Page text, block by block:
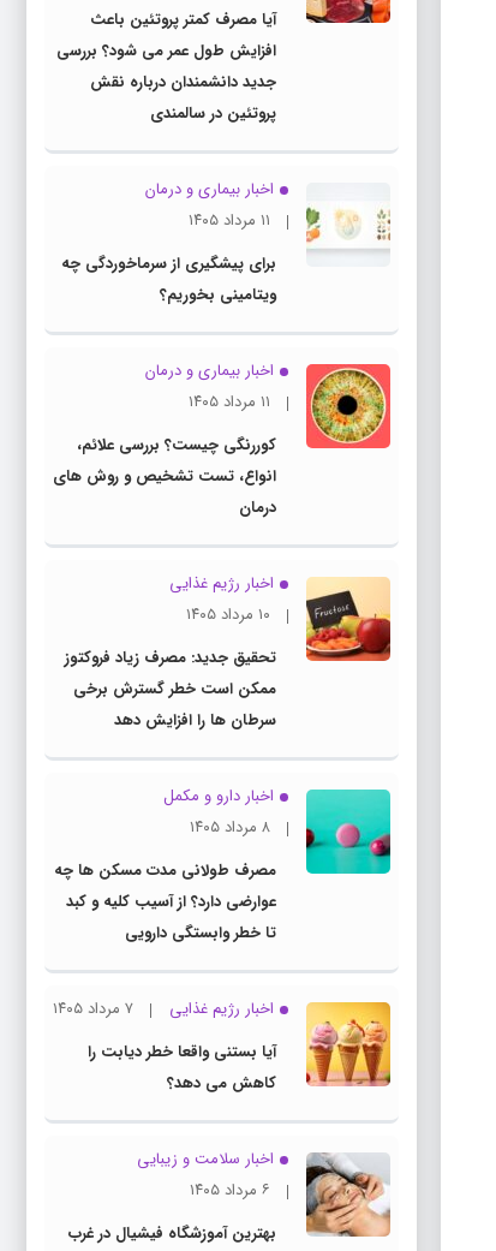
آیا مصرف کمتر پروتئین باعث
افزایش طول عمر می شود؟ بررسی
جدید دانشمندان درباره نقش
پروتئین در سالمندی
اخبار بیماری و درمان
۱۱ مرداد ۱۴۰۵
برای پیشگیری از سرماخوردگی چه
ویتامینی بخوریم؟
اخبار بیماری و درمان
۱۱ مرداد ۱۴۰۵
کوررنگی چیست؟ بررسی علائم،
انواع، تست تشخیص و روش های
درمان
اخبار رژیم غذایی
۱۰ مرداد ۱۴۰۵
تحقیق جدید: مصرف زیاد فروکتوز
ممکن است خطر گسترش برخی
سرطان ها را افزایش دهد
اخبار دارو و مکمل
۸ مرداد ۱۴۰۵
مصرف طولانی مدت مسکن ها چه
عوارضی دارد؟ از آسیب کلیه و کبد
تا خطر وابستگی دارویی
اخبار رژیم غذایی
۷ مرداد ۱۴۰۵
آیا بستنی واقعا خطر دیابت را
کاهش می دهد؟
اخبار سلامت و زیبایی
۶ مرداد ۱۴۰۵
بهترین آموزشگاه فیشیال در غرب